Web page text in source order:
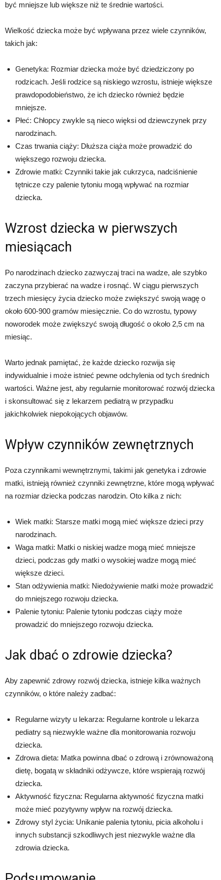
być mniejsze lub większe niż te średnie wartości.
Wielkość dziecka może być wpływana przez wiele czynników,
takich jak:
Genetyka: Rozmiar dziecka może być dziedziczony po
rodzicach. Jeśli rodzice są niskiego wzrostu, istnieje większe
prawdopodobieństwo, że ich dziecko również będzie
mniejsze.
Płeć: Chłopcy zwykle są nieco więksi od dziewczynek przy
narodzinach.
Czas trwania ciąży: Dłuższa ciąża może prowadzić do
większego rozwoju dziecka.
Zdrowie matki: Czynniki takie jak cukrzyca, nadciśnienie
tętnicze czy palenie tytoniu mogą wpływać na rozmiar
dziecka.
Wzrost dziecka w pierwszych
miesiącach
Po narodzinach dziecko zazwyczaj traci na wadze, ale szybko
zaczyna przybierać na wadze i rosnąć. W ciągu pierwszych
trzech miesięcy życia dziecko może zwiększyć swoją wagę o
około 600-900 gramów miesięcznie. Co do wzrostu, typowy
noworodek może zwiększyć swoją długość o około 2,5 cm na
miesiąc.
Warto jednak pamiętać, że każde dziecko rozwija się
indywidualnie i może istnieć pewne odchylenia od tych średnich
wartości. Ważne jest, aby regularnie monitorować rozwój dziecka
i skonsultować się z lekarzem pediatrą w przypadku
jakichkolwiek niepokojących objawów.
Wpływ czynników zewnętrznych
Poza czynnikami wewnętrznymi, takimi jak genetyka i zdrowie
matki, istnieją również czynniki zewnętrzne, które mogą wpływać
na rozmiar dziecka podczas narodzin. Oto kilka z nich:
Wiek matki: Starsze matki mogą mieć większe dzieci przy
narodzinach.
Waga matki: Matki o niskiej wadze mogą mieć mniejsze
dzieci, podczas gdy matki o wysokiej wadze mogą mieć
większe dzieci.
Stan odżywienia matki: Niedożywienie matki może prowadzić
do mniejszego rozwoju dziecka.
Palenie tytoniu: Palenie tytoniu podczas ciąży może
prowadzić do mniejszego rozwoju dziecka.
Jak dbać o zdrowie dziecka?
Aby zapewnić zdrowy rozwój dziecka, istnieje kilka ważnych
czynników, o które należy zadbać:
Regularne wizyty u lekarza: Regularne kontrole u lekarza
pediatry są niezwykle ważne dla monitorowania rozwoju
dziecka.
Zdrowa dieta: Matka powinna dbać o zdrową i zrównoważoną
dietę, bogatą w składniki odżywcze, które wspierają rozwój
dziecka.
Aktywność fizyczna: Regularna aktywność fizyczna matki
może mieć pozytywny wpływ na rozwój dziecka.
Zdrowy styl życia: Unikanie palenia tytoniu, picia alkoholu i
innych substancji szkodliwych jest niezwykle ważne dla
zdrowia dziecka.